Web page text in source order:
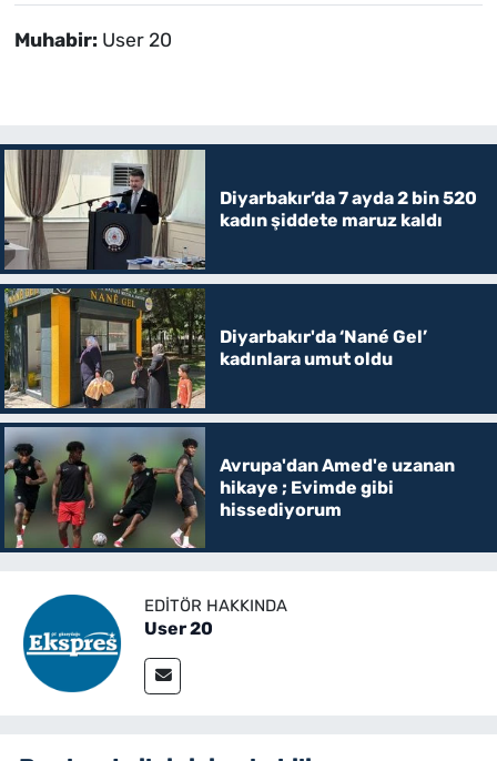
Muhabir: User 20
Diyarbakır’da 7 ayda 2 bin 520
kadın şiddete maruz kaldı
Diyarbakır'da ‘Nané Gel’
kadınlara umut oldu
Avrupa'dan Amed'e uzanan
hikaye ; Evimde gibi
hissediyorum
EDITÖR HAKKINDA
User 20